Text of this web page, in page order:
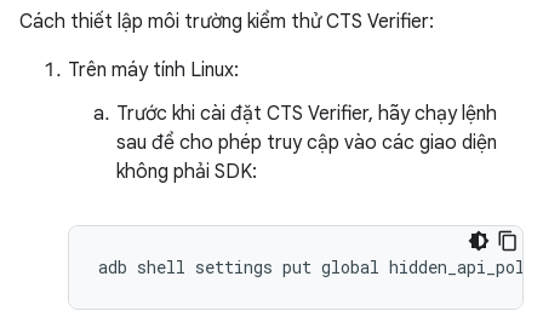
Cách thiết lập môi trường kiểm thử CTS Verifier:
Trên máy tính Linux:
Trước khi cài đặt CTS Verifier, hãy chạy lệnh
sau để cho phép truy cập vào các giao diện
không phải SDK: